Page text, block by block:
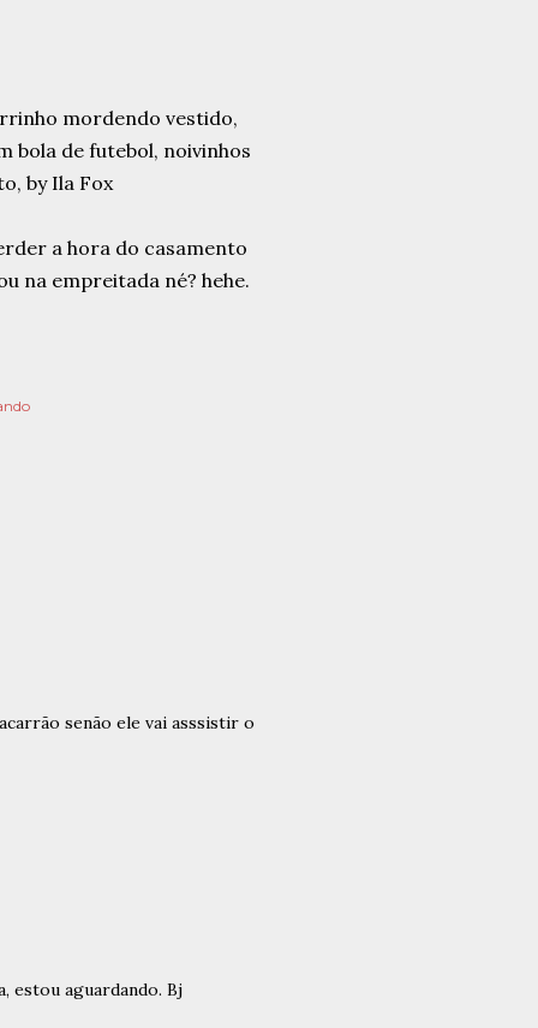
a hora do casamento
na empreitada né? hehe.
senão ele vai asssistir o
estou aguardando. Bj